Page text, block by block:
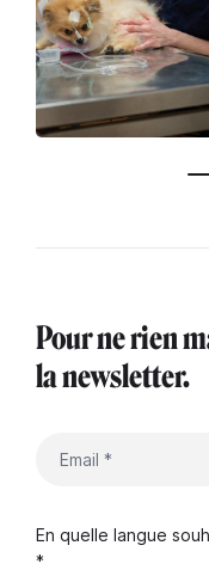
Pour ne rien
la newsletter.
En quelle langue
*